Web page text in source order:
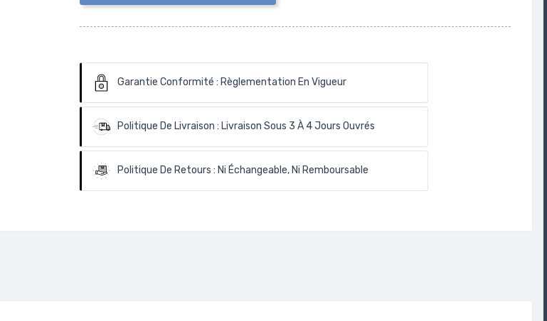
Garantie Conformité : Règlementation En Vigueur
Politique De Livraison : Livraison Sous 3 À 4 Jours Ouvrés
Politique De Retours : Ni Échangeable, Ni Remboursable